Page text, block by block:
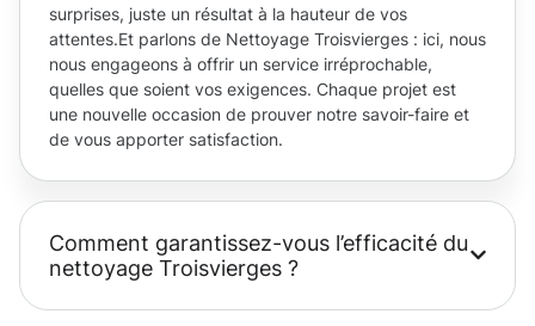
surprises, juste un résultat à la hauteur de vos
attentes.Et parlons de Nettoyage Troisvierges : ici, nous
nous engageons à offrir un service irréprochable,
quelles que soient vos exigences. Chaque projet est
une nouvelle occasion de prouver notre savoir-faire et
de vous apporter satisfaction.
Comment garantissez-vous l’efficacité du
nettoyage Troisvierges ?